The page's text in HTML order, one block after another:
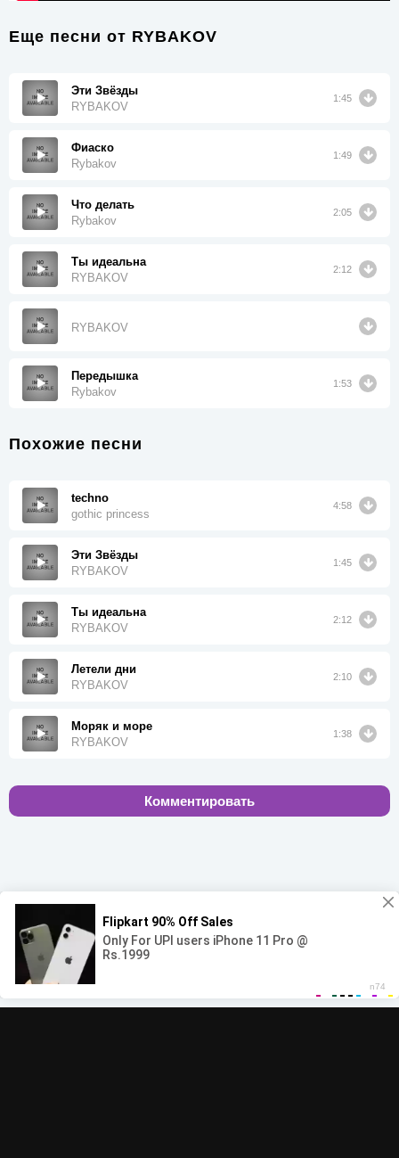
Еще песни от RYBAKOV
Эти Звёзды
RYBAKOV
1:45
Фиаско
Rybakov
1:49
Что делать
Rybakov
2:05
Ты идеальна
RYBAKOV
2:12
RYBAKOV
Передышка
Rybakov
1:53
Похожие песни
techno
gothic princess
4:58
Эти Звёзды
RYBAKOV
1:45
Ты идеальна
RYBAKOV
2:12
Летели дни
RYBAKOV
2:10
Моряк и море
RYBAKOV
1:38
Комментировать
00:00